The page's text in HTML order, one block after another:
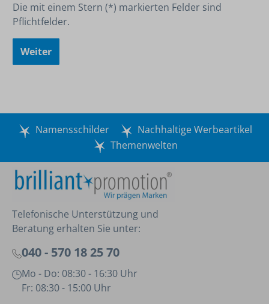
Die mit einem Stern (*) markierten Felder sind
Pflichtfelder.
Weiter
Namensschilder
Nachhaltige Werbeartikel
Themenwelten
Telefonische Unterstützung und
Beratung erhalten Sie unter:
040 - 570 18 25 70
Mo - Do: 08:30 - 16:30 Uhr
Fr: 08:30 - 15:00 Uhr